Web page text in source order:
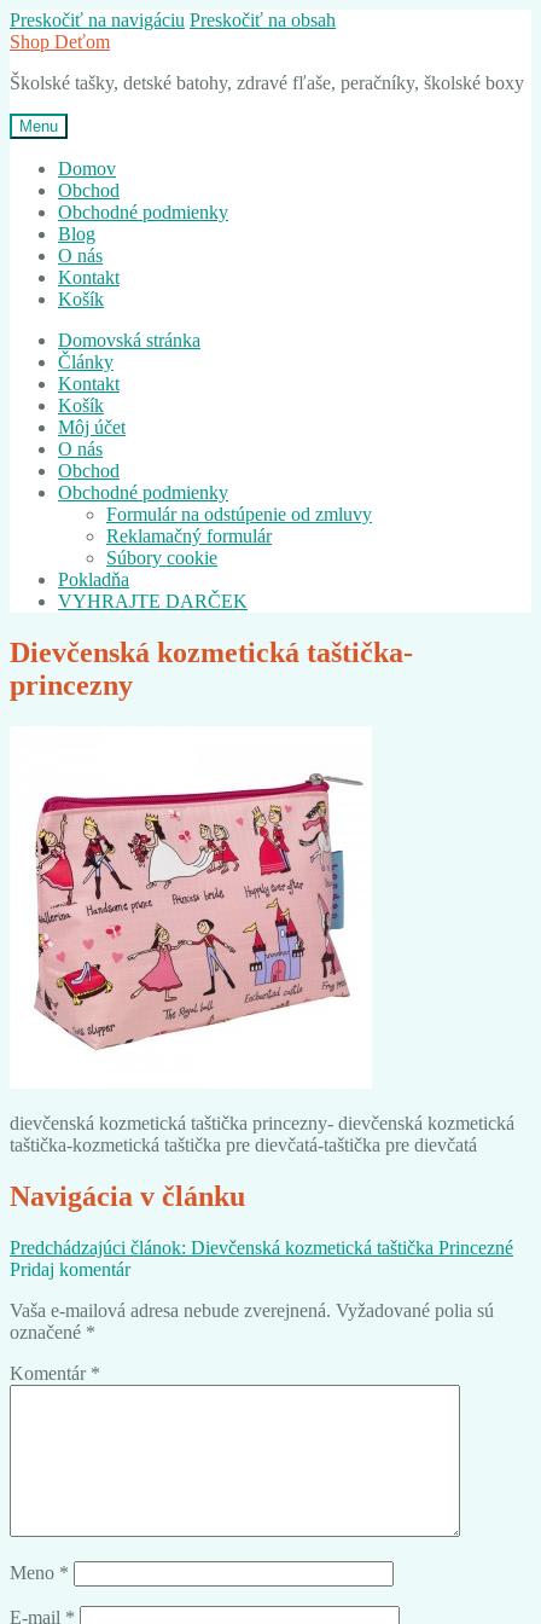
Preskočiť na navigáciu Preskočiť na obsah
Shop Deťom
Školské tašky, detské batohy, zdravé fľaše, peračníky, školské boxy
Menu
Domov
Obchod
Obchodné podmienky
Blog
O nás
Kontakt
Košík
Domovská stránka
Články
Kontakt
Košík
Môj účet
O nás
Obchod
Obchodné podmienky
Formulár na odstúpenie od zmluvy
Reklamačný formulár
Súbory cookie
Pokladňa
VYHRAJTE DARČEK
Dievčenská kozmetická taštička-
princezny
dievčenská kozmetická taštička princezny- dievčenská kozmetická
taštička-kozmetická taštička pre dievčatá-taštička pre dievčatá
Navigácia v článku
Predchádzajúci článok: Dievčenská kozmetická taštička Princezné
Pridaj komentár
Vaša e-mailová adresa nebude zverejnená. Vyžadované polia sú
označené *
Komentár *
Meno *
E-mail *